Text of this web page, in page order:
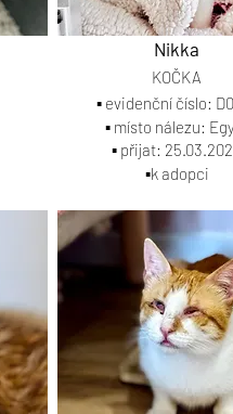
Nikka
▪️ evidenční číslo:
▪️ místo nálezu:
▪️ přijat:
▪️k adopci
KOČKA